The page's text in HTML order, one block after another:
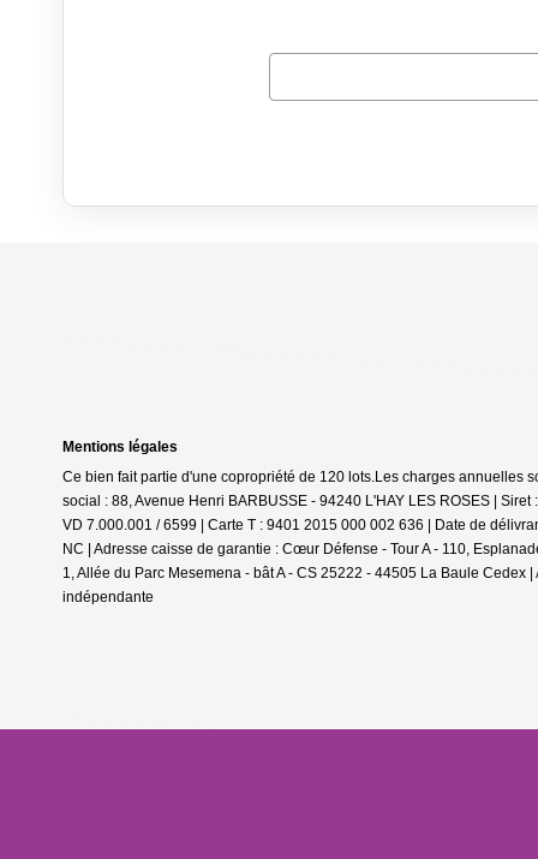
Mentions légales
Ce bien fait partie d'une copropriété de 120 lots.Les charges annuelles
social : 88, Avenue Henri BARBUSSE - 94240 L'HAY LES ROSES |
VD 7.000.001 / 6599 | Carte T : 9401 2015 000 002 636 | Date de
NC | Adresse caisse de garantie : Cœur Défense - Tour A - 110,
1, Allée du Parc Mesemena - bât A - CS 25222 - 44505 La Baule Cedex |
indépendante